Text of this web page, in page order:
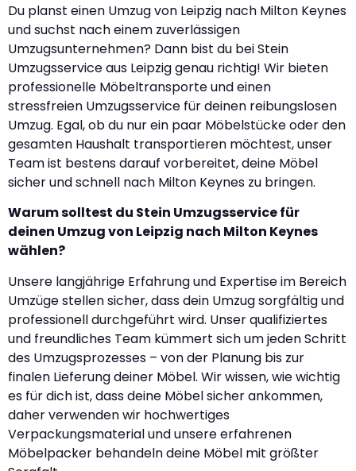
Du planst einen Umzug von Leipzig nach Milton Keynes
und suchst nach einem zuverlässigen
Umzugsunternehmen? Dann bist du bei Stein
Umzugsservice aus Leipzig genau richtig! Wir bieten
professionelle Möbeltransporte und einen
stressfreien Umzugsservice für deinen reibungslosen
Umzug. Egal, ob du nur ein paar Möbelstücke oder den
gesamten Haushalt transportieren möchtest, unser
Team ist bestens darauf vorbereitet, deine Möbel
sicher und schnell nach Milton Keynes zu bringen.
Warum solltest du Stein Umzugsservice für
deinen Umzug von Leipzig nach Milton Keynes
wählen?
Unsere langjährige Erfahrung und Expertise im Bereich
Umzüge stellen sicher, dass dein Umzug sorgfältig und
professionell durchgeführt wird. Unser qualifiziertes
und freundliches Team kümmert sich um jeden Schritt
des Umzugsprozesses – von der Planung bis zur
finalen Lieferung deiner Möbel. Wir wissen, wie wichtig
es für dich ist, dass deine Möbel sicher ankommen,
daher verwenden wir hochwertiges
Verpackungsmaterial und unsere erfahrenen
Möbelpacker behandeln deine Möbel mit größter